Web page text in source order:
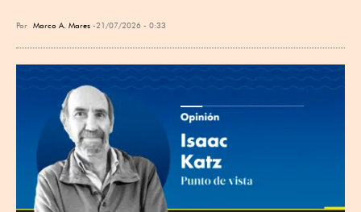
Por Marco A. Mares 21/07/2026 - 0:33